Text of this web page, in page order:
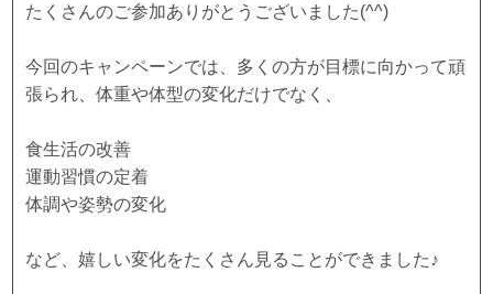
たくさんのご参加ありがとうございました(^^)
今回のキャンペーンでは、多くの方が目標に向かって頑
張られ、体重や体型の変化だけでなく、
食生活の改善
運動習慣の定着
体調や姿勢の変化
など、嬉しい変化をたくさん見ることができました♪